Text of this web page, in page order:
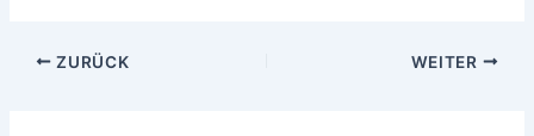
ZURÜCK WEITER